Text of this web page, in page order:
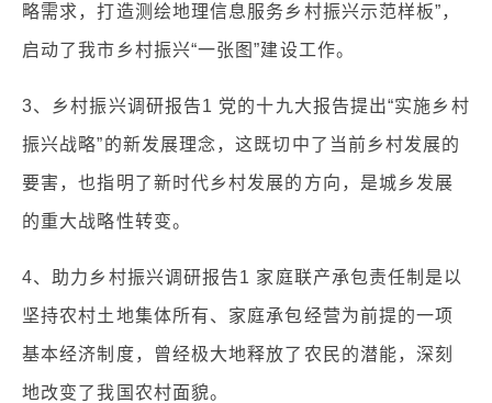
略需求，打造测绘地理信息服务乡村振兴示范样板”，
启动了我市乡村振兴“一张图”建设工作。
3、乡村振兴调研报告1 党的十九大报告提出“实施乡村
振兴战略”的新发展理念，这既切中了当前乡村发展的
要害，也指明了新时代乡村发展的方向，是城乡发展
的重大战略性转变。
4、助力乡村振兴调研报告1 家庭联产承包责任制是以
坚持农村土地集体所有、家庭承包经营为前提的一项
基本经济制度，曾经极大地释放了农民的潜能，深刻
地改变了我国农村面貌。